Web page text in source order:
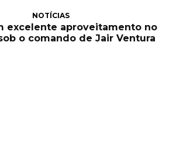
NOTÍCIAS
excelente aproveitamento no
o comando de Jair Ventura